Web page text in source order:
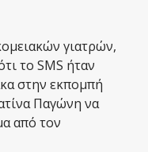
γιατρών,
το SMS ήταν
στην εκπομπή
Παγώνη να
από τον